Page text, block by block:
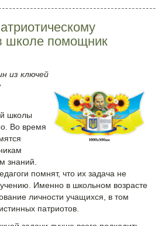
школе помощник
из ключей
школы
Во время
знаний.
помнят, что их задача не
Именно в школьном возрасте
личности учащихся, в том
патриотов.